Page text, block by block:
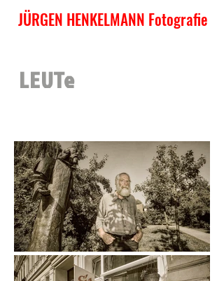
JÜRGEN HENKELMANN Fotografie
LEUTe